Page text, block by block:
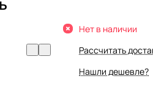
Нет в наличии
Рассчитать
Нашли дешевле?